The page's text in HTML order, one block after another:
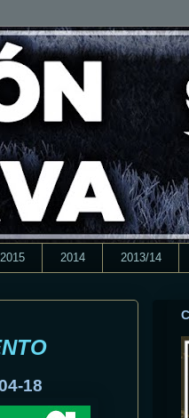
2015 2014 2013/14
18